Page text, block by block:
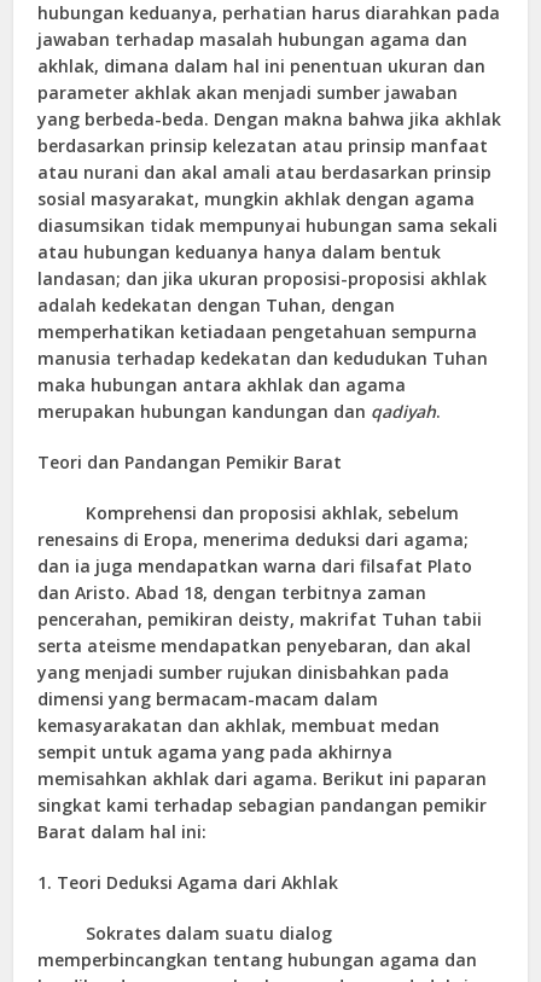
hubungan keduanya, perhatian harus diarahkan pada
jawaban terhadap masalah hubungan agama dan
akhlak, dimana dalam hal ini penentuan ukuran dan
parameter akhlak akan menjadi sumber jawaban
yang berbeda-beda. Dengan makna bahwa jika akhlak
berdasarkan prinsip kelezatan atau prinsip manfaat
atau nurani dan akal amali atau berdasarkan prinsip
sosial masyarakat, mungkin akhlak dengan agama
diasumsikan tidak mempunyai hubungan sama sekali
atau hubungan keduanya hanya dalam bentuk
landasan; dan jika ukuran proposisi-proposisi akhlak
adalah kedekatan dengan Tuhan, dengan
memperhatikan ketiadaan pengetahuan sempurna
manusia terhadap kedekatan dan kedudukan Tuhan
maka hubungan antara akhlak dan agama
merupakan hubungan kandungan dan qadiyah.
Teori dan Pandangan Pemikir Barat
Komprehensi dan proposisi akhlak, sebelum
renesains di Eropa, menerima deduksi dari agama;
dan ia juga mendapatkan warna dari filsafat Plato
dan Aristo. Abad 18, dengan terbitnya zaman
pencerahan, pemikiran deisty, makrifat Tuhan tabii
serta ateisme mendapatkan penyebaran, dan akal
yang menjadi sumber rujukan dinisbahkan pada
dimensi yang bermacam-macam dalam
kemasyarakatan dan akhlak, membuat medan
sempit untuk agama yang pada akhirnya
memisahkan akhlak dari agama. Berikut ini paparan
singkat kami terhadap sebagian pandangan pemikir
Barat dalam hal ini:
1. Teori Deduksi Agama dari Akhlak
Sokrates dalam suatu dialog
memperbincangkan tentang hubungan agama dan